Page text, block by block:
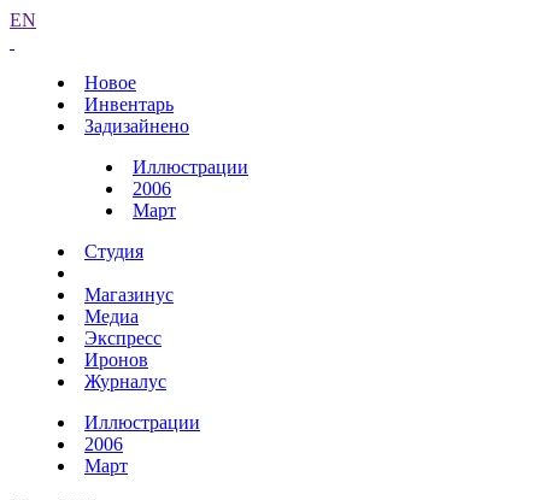
EN
Новое
Инвентарь
Задизайнено
Иллюстрации
2006
Март
Студия
Магазинус
Медиа
Экспресс
Иронов
Журналус
Иллюстрации
2006
Март